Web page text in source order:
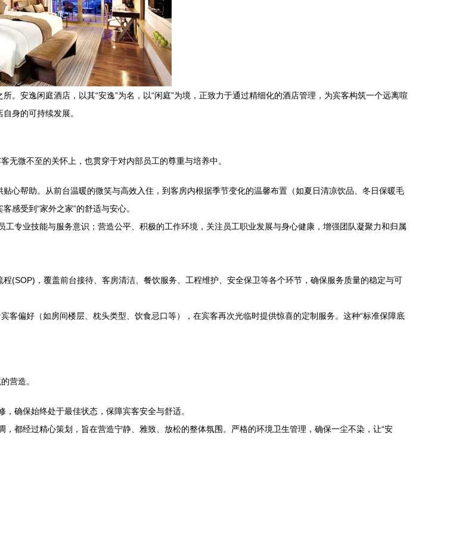
。安逸闲庭酒店，以其“安逸”为名，以“闲庭”为境，正致力于通过精细化的酒店管理，为宾客构筑一个远离喧
身的可持续发展。
无微不至的关怀上，也贯穿于对内部员工的尊重与培养中。
心帮助。从前台温暖的微笑与高效入住，到客房内根据季节变化的温馨布置（如夏日清凉饮品、冬日保暖毛
感受到“家外之家”的舒适与安心。
专业技能与服务意识；营造公平、积极的工作环境，关注员工职业发展与身心健康，增强团队凝聚力和归属
(SOP)，覆盖前台接待、客房清洁、餐饮服务、工程维护、安全保卫等各个环节，确保服务质量的稳定与可
客偏好（如房间楼层、枕头类型、饮食忌口等），在宾客再次光临时提供惊喜的定制服务。这种“标准保障底
营造。
确保始终处于最佳状态，保障宾客安全与舒适。
都经过精心策划，旨在营造宁静、雅致、放松的整体氛围。严格的环境卫生管理，确保一尘不染，让“安